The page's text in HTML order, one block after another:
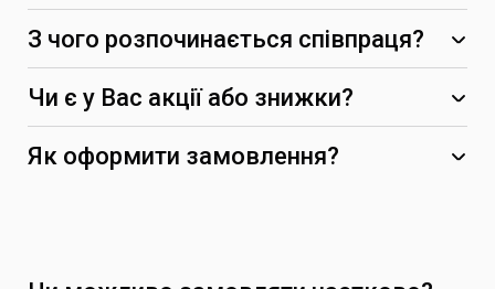
З чого розпочинається співпраця?
Чи є у Вас акції або знижки?
-5%
Як оформити замовлення?